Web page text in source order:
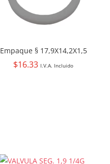
Empaque § 17,9X14,2X1,5
$16.33 I.V.A. Incluido